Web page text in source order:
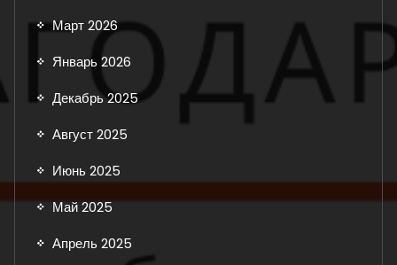
Март 2026
Январь 2026
Декабрь 2025
Август 2025
Июнь 2025
Май 2025
Апрель 2025